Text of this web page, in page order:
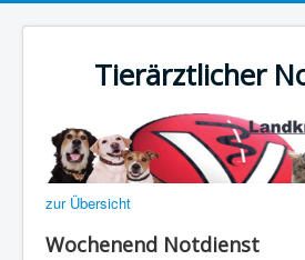
Tierärztlicher
zur Übersicht
Wochenend Notdienst